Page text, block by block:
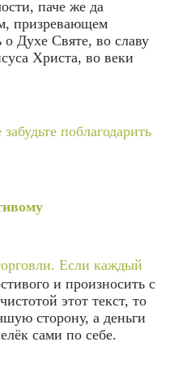
паче же да
призревающем
Дуxе Святе, во славу
Христа, во веки
поблагодарить
Если каждый
и произносить с
этот текст, то
сторону, а деньги
сами по себе.